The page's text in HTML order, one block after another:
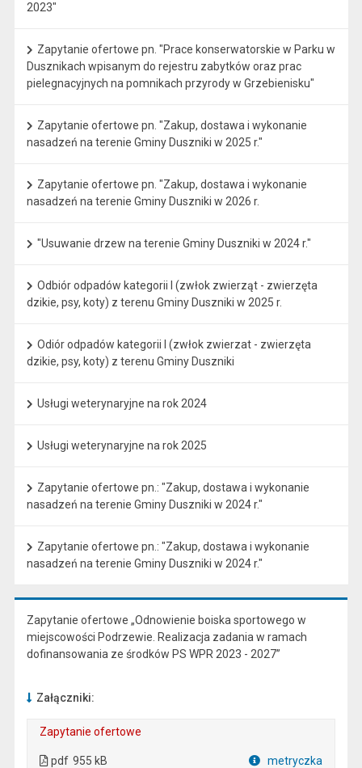
2023"
Zapytanie ofertowe pn. "Prace konserwatorskie w Parku w
Dusznikach wpisanym do rejestru zabytków oraz prac
pielegnacyjnych na pomnikach przyrody w Grzebienisku"
Zapytanie ofertowe pn. "Zakup, dostawa i wykonanie
nasadzeń na terenie Gminy Duszniki w 2025 r."
Zapytanie ofertowe pn. "Zakup, dostawa i wykonanie
nasadzeń na terenie Gminy Duszniki w 2026 r.
"Usuwanie drzew na terenie Gminy Duszniki w 2024 r."
Odbiór odpadów kategorii I (zwłok zwierząt - zwierzęta
dzikie, psy, koty) z terenu Gminy Duszniki w 2025 r.
Odiór odpadów kategorii I (zwłok zwierzat - zwierzęta
dzikie, psy, koty) z terenu Gminy Duszniki
Usługi weterynaryjne na rok 2024
Usługi weterynaryjne na rok 2025
Zapytanie ofertowe pn.: "Zakup, dostawa i wykonanie
nasadzeń na terenie Gminy Duszniki w 2024 r."
Zapytanie ofertowe pn.: "Zakup, dostawa i wykonanie
nasadzeń na terenie Gminy Duszniki w 2024 r."
Zapytanie ofertowe „Odnowienie boiska sportowego w
miejscowości Podrzewie. Realizacja zadania w ramach
dofinansowania ze środków PS WPR 2023 - 2027”
Załączniki:
Zapytanie ofertowe
pdf 955 kB metryczka